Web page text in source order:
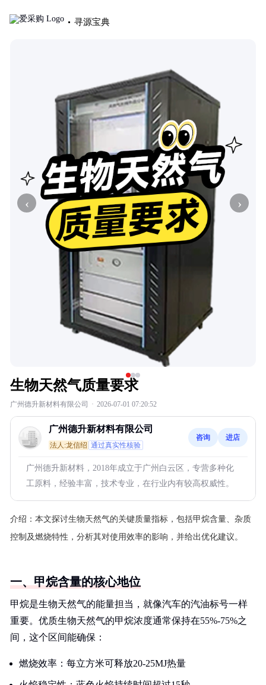
寻源宝典
‹ ›
生物天然气质量要求
广州德升新材料有限公司 · 2026-07-01 07:20:52
广州德升新材料有限公司
法人:龙信绍 通过真实性核验
咨询 进店
广州德升新材料，2018年成立于广州白云区，专营多种化
工原料，经验丰富，技术专业，在行业内有较高权威性。
介绍： 本文探讨生物天然气的关键质量指标，包括甲烷含量、杂质
控制及燃烧特性，分析其对使用效率的影响，并给出优化建议。
一、甲烷含量的核心地位
甲烷是生物天然气的能量担当，就像汽车的汽油标号一样
重要。优质生物天然气的甲烷浓度通常保持在55%-75%之
间，这个区间能确保：
燃烧效率：每立方米可释放20-25MJ热量